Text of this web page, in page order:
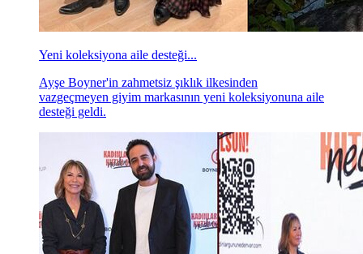
Yeni koleksiyona aile desteği...
Ayşe Boyner'in zahmetsiz şıklık ilkesinden
vazgeçmeyen giyim markasının yeni koleksiyonuna aile
desteği geldi.